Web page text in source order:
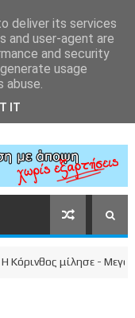
μίλησε -
deliver its services
and user-agent are
and security
usage
abuse.
IT